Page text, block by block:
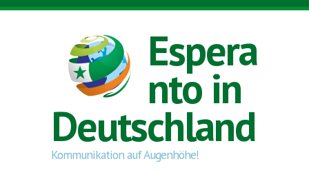
Direkt zum Inhalt
Espera
nto in
Deutschland
Kommunikation auf Augenhöhe!